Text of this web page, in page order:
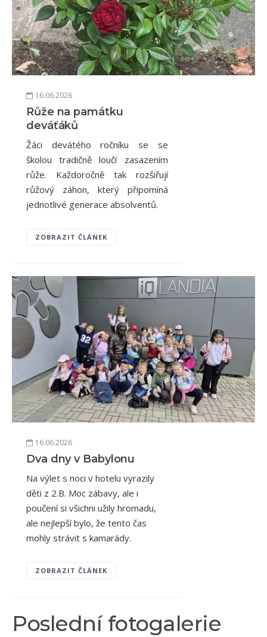
16.06.2026
Růže na památku
deváťáků
Žáci devátého ročníku se se
školou tradičně loučí zasazením
růže. Každoročně tak rozšiřují
růžový záhon, který připomíná
jednotlivé generace absolventů.
ZOBRAZIT ČLÁNEK
16.06.2026
Dva dny v Babylonu
Na výlet s noci v hotelu vyrazily
děti z 2.B. Moc zábavy, ale i
poučení si všichni užily hromadu,
ale nejlepší bylo, že tento čas
mohly strávit s kamarády.
ZOBRAZIT ČLÁNEK
Poslední fotogalerie